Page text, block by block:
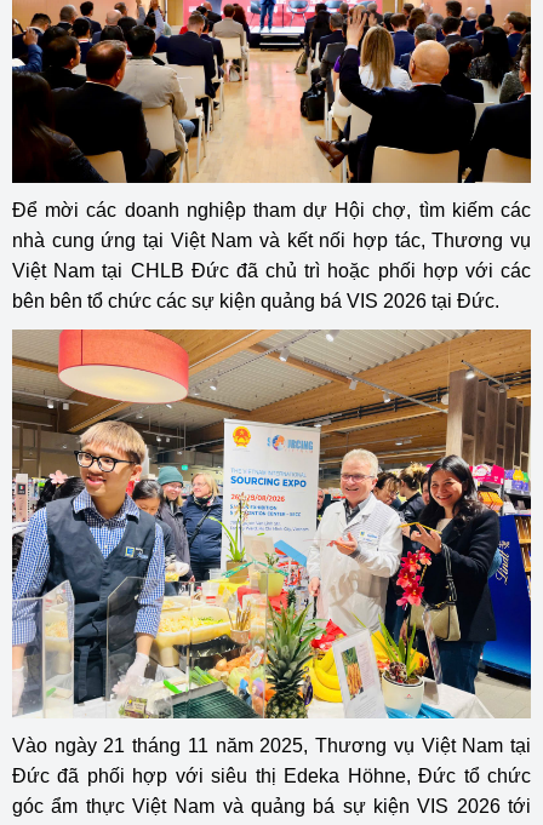
Để mời các doanh nghiệp tham dự Hội chợ, tìm kiếm các
nhà cung ứng tại Việt Nam và kết nối hợp tác, Thương vụ
Việt Nam tại CHLB Đức đã chủ trì hoặc phối hợp với các
bên bên tổ chức các sự kiện quảng bá VIS 2026 tại Đức.
Vào ngày 21 tháng 11 năm 2025, Thương vụ Việt Nam tại
Đức đã phối hợp với siêu thị Edeka Höhne, Đức tổ chức
góc ẩm thực Việt Nam và quảng bá sự kiện VIS 2026 tới